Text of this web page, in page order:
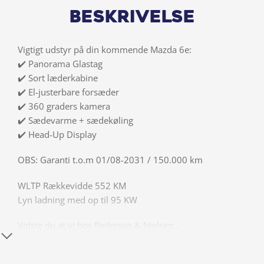
Beskrivelse
Vigtigt udstyr på din kommende Mazda 6e:
✔️ Panorama Glastag
✔️ Sort læderkabine
✔️ El-justerbare forsæder
✔️ 360 graders kamera
✔️ Sædevarme + sædekøling
✔️ Head-Up Display
OBS: Garanti t.o.m 01/08-2031 / 150.000 km
WLTP Rækkevidde 552 KM
Lyn ladning med op til 95 KW